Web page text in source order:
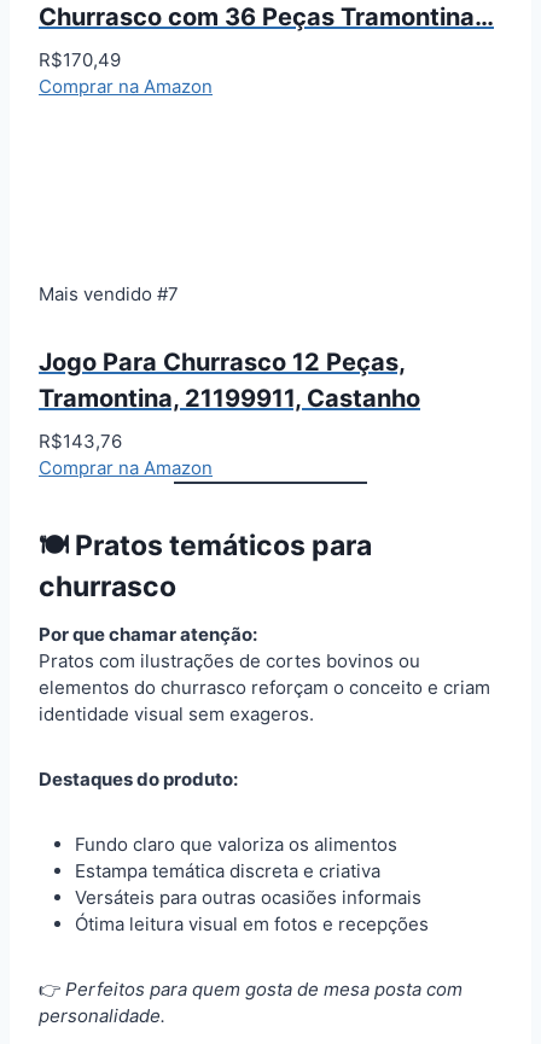
Churrasco com 36 Peças Tramontina…
R$170,49
Comprar na Amazon
Mais vendido #7
Jogo Para Churrasco 12 Peças,
Tramontina, 21199911, Castanho
R$143,76
Comprar na Amazon
🍽️ Pratos temáticos para
churrasco
Por que chamar atenção:
Pratos com ilustrações de cortes bovinos ou
elementos do churrasco reforçam o conceito e criam
identidade visual sem exageros.
Destaques do produto:
Fundo claro que valoriza os alimentos
Estampa temática discreta e criativa
Versáteis para outras ocasiões informais
Ótima leitura visual em fotos e recepções
👉 Perfeitos para quem gosta de mesa posta com
personalidade.